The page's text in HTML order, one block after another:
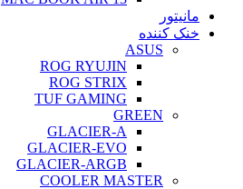
مانیتور
خنک کننده
ASUS
ROG RYUJIN
ROG STRIX
TUF GAMING
GREEN
GLACIER-A
GLACIER-EVO
GLACIER-ARGB
COOLER MASTER